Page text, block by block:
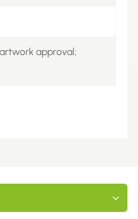
approval;